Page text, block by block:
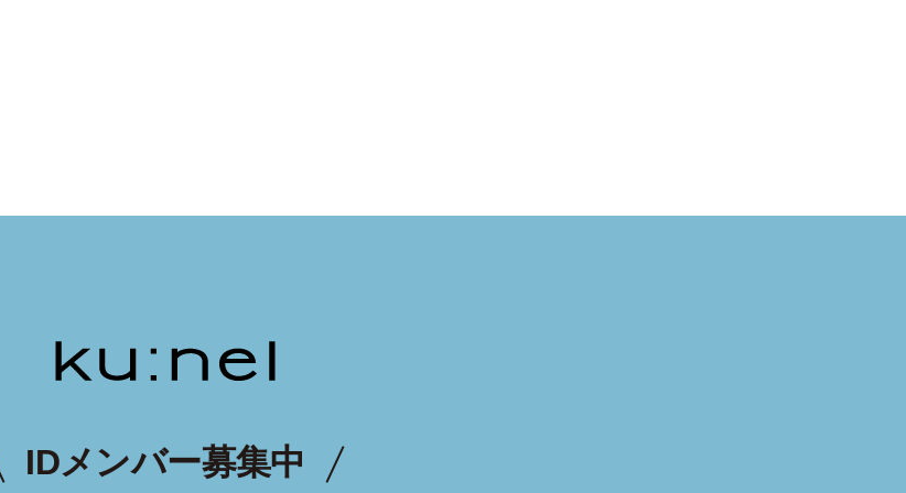
IDメンバー募集中